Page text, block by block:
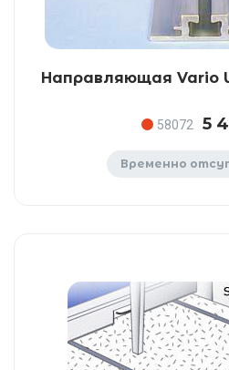
Направляющая Vario
58072 5
Временно